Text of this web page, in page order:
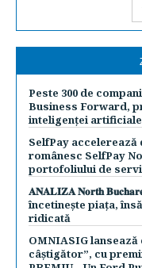
Peste 300 de
Business Forward,
inteligenței
SelfPay
românesc SelfPay
portofoliului de
𝐀𝐍𝐀𝐋𝐈𝐙𝐀 𝐍𝐨𝐫𝐭𝐡
încetinește piața,
ridicată
OMNIASIG
câștigător”, cu